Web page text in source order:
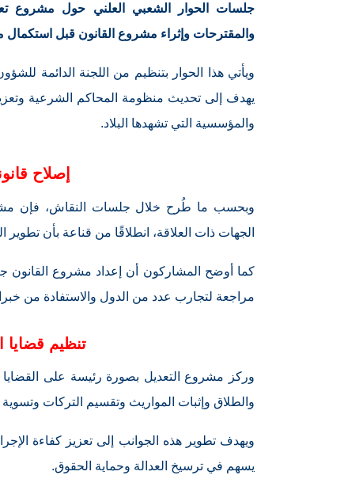
جلسات الحوار الشعبي العلني حول مشروع
والمقترحات وإثراء مشروع القانون قبل استكمال
ويأتي هذا الحوار بتنظيم من اللجنة الدائمة
يهدف إلى تحديث منظومة المحاكم الشرعية
والمؤسسية التي تشهدها البلاد.
إصلاح
وبحسب ما طُرح خلال جلسات النقاش، فإن
الجهات ذات العلاقة، انطلاقًا من قناعة بأن
كما أوضح المشاركون أن إعداد مشروع القانون
مراجعة لتجارب عدد من الدول والاستفادة من
تنظيم قضايا
وركز مشروع التعديل بصورة رئيسة على القضايا
والطلاق وإثبات المواريث وتقسيم التركات
ويهدف تطوير هذه الجوانب إلى تعزيز كفاءة
يسهم في ترسيخ العدالة وحماية الحقوق.